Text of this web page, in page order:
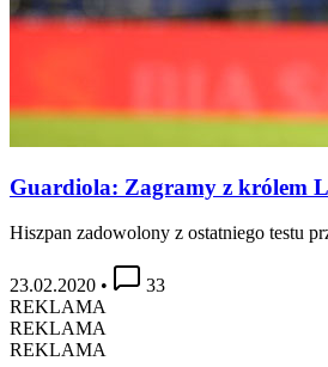
Guardiola: Zagramy z królem
Hiszpan zadowolony z ostatniego testu
23.02.2020 •
33
REKLAMA
REKLAMA
REKLAMA